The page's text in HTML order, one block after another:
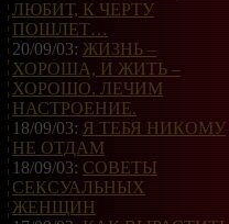
ЛЮБИТ, К ЧЕРТУ
ПОШЛЕТ…
20/09/03: ЖИЗНЬ –
ХОРОША, И ЖИТЬ –
ХОРОШО. ЛЕЧИМ
НАСТРОЕНИЕ.
18/09/03: Я ТЕБЯ НИКОМУ
НЕ ОТДАМ
18/09/03: СОВЕТЫ
СЕКСУАЛЬНЫХ
ЖЕНЩИН